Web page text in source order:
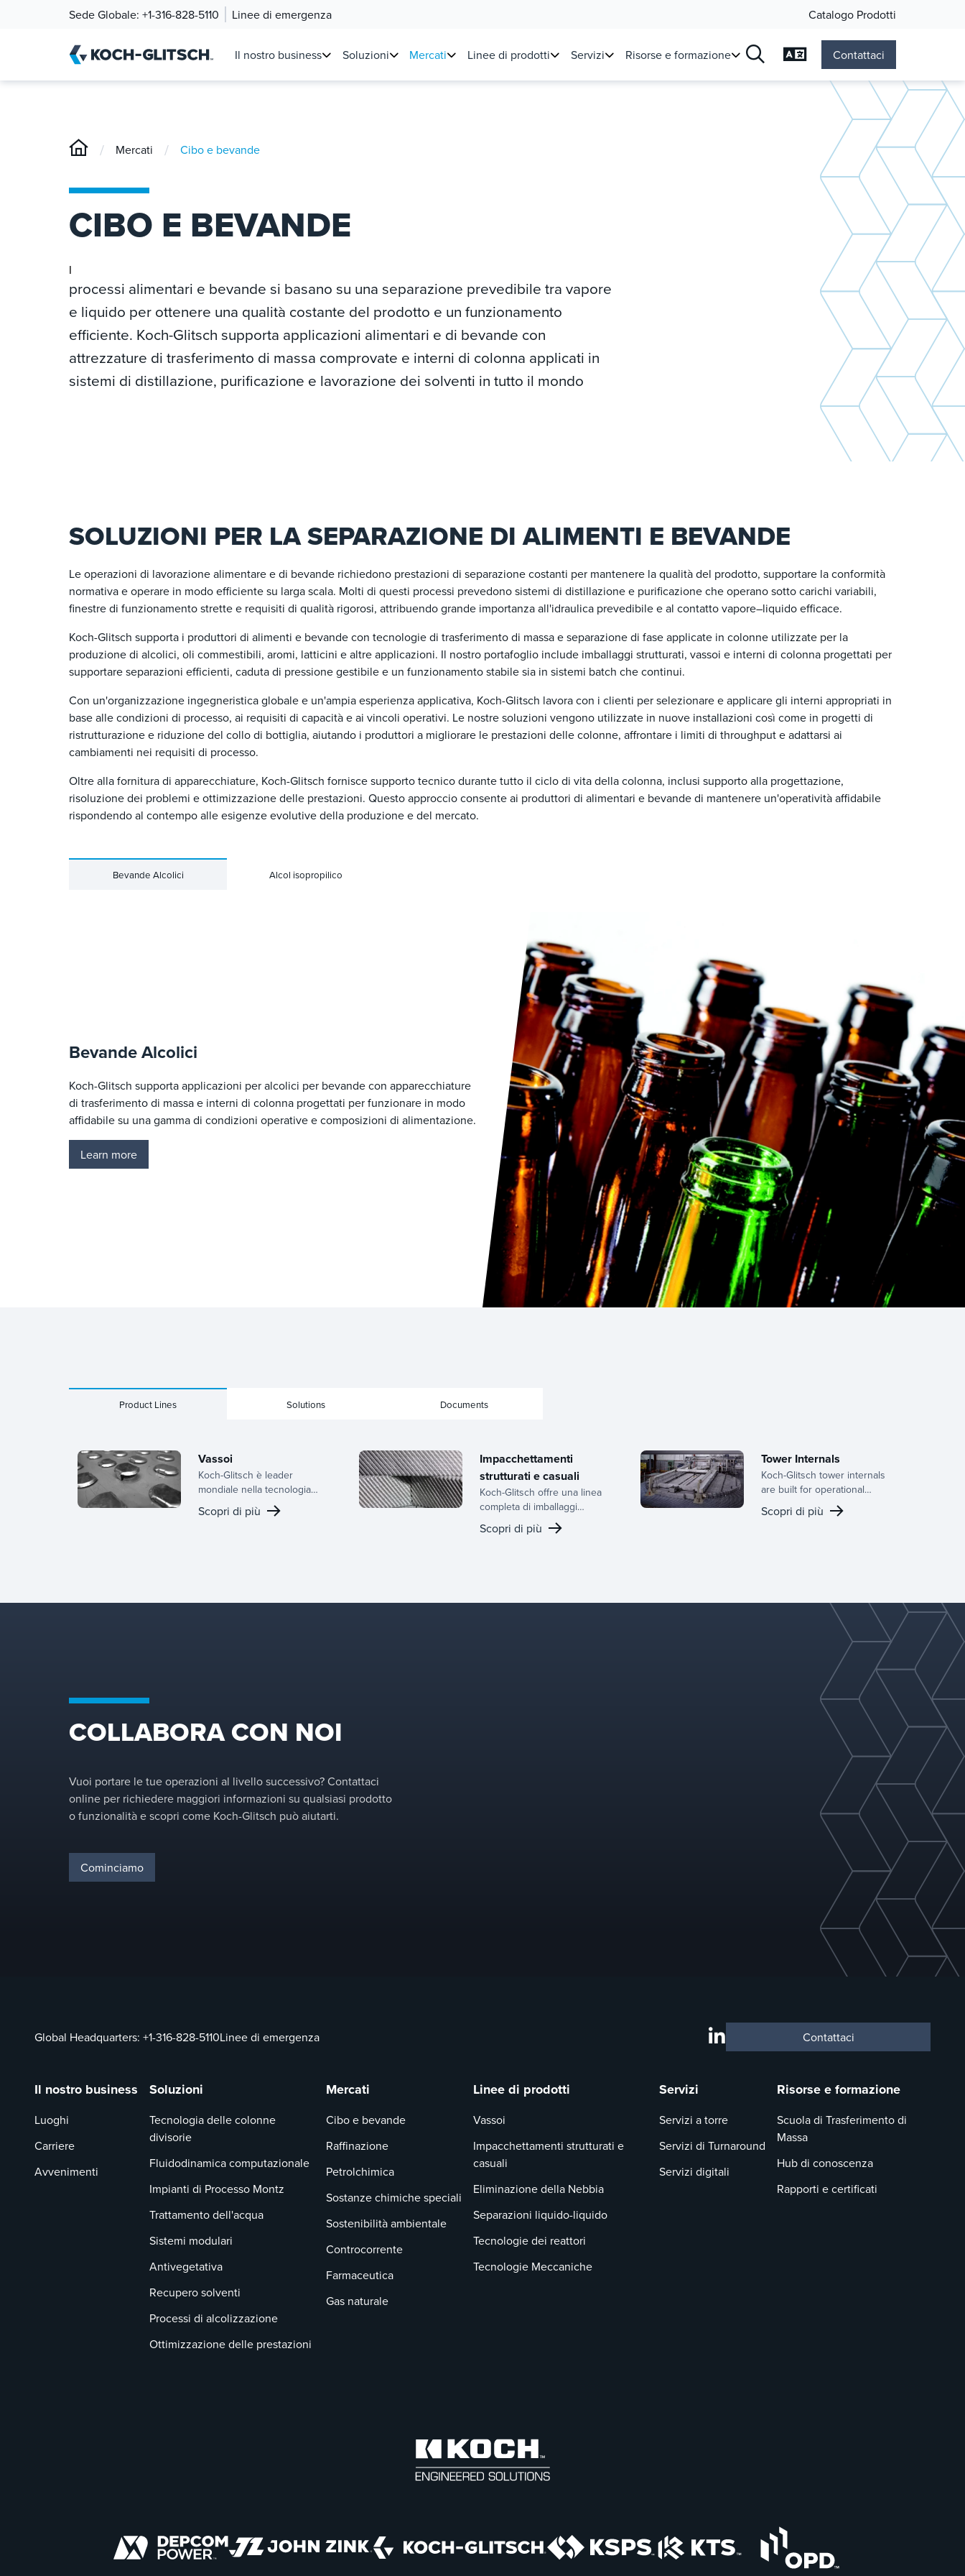
Sede Globale: +1-316-828-5110 Linee di emergenza Catalogo Prodotti
Il nostro business Soluzioni Mercati Linee di prodotti Servizi Risorse e formazione Cambia lingua
Contattaci
/ Mercati / Cibo e bevande
CIBO E BEVANDE
I
processi alimentari e bevande si basano su una separazione prevedibile tra vapore
e liquido per ottenere una qualità costante del prodotto e un funzionamento
efficiente. Koch-Glitsch supporta applicazioni alimentari e di bevande con
attrezzature di trasferimento di massa comprovate e interni di colonna applicati in
sistemi di distillazione, purificazione e lavorazione dei solventi in tutto il mondo
SOLUZIONI PER LA SEPARAZIONE DI ALIMENTI E BEVANDE
Le operazioni di lavorazione alimentare e di bevande richiedono prestazioni di separazione costanti per mantenere la qualità del prodotto, supportare la conformità
normativa e operare in modo efficiente su larga scala. Molti di questi processi prevedono sistemi di distillazione e purificazione che operano sotto carichi variabili,
finestre di funzionamento strette e requisiti di qualità rigorosi, attribuendo grande importanza all'idraulica prevedibile e al contatto vapore–liquido efficace.
Koch-Glitsch supporta i produttori di alimenti e bevande con tecnologie di trasferimento di massa e separazione di fase applicate in colonne utilizzate per la
produzione di alcolici, oli commestibili, aromi, latticini e altre applicazioni. Il nostro portafoglio include imballaggi strutturati, vassoi e interni di colonna progettati per
supportare separazioni efficienti, caduta di pressione gestibile e un funzionamento stabile sia in sistemi batch che continui.
Con un'organizzazione ingegneristica globale e un'ampia esperienza applicativa, Koch-Glitsch lavora con i clienti per selezionare e applicare gli interni appropriati in
base alle condizioni di processo, ai requisiti di capacità e ai vincoli operativi. Le nostre soluzioni vengono utilizzate in nuove installazioni così come in progetti di
ristrutturazione e riduzione del collo di bottiglia, aiutando i produttori a migliorare le prestazioni delle colonne, affrontare i limiti di throughput e adattarsi ai
cambiamenti nei requisiti di processo.
Oltre alla fornitura di apparecchiature, Koch-Glitsch fornisce supporto tecnico durante tutto il ciclo di vita della colonna, inclusi supporto alla progettazione,
risoluzione dei problemi e ottimizzazione delle prestazioni. Questo approccio consente ai produttori di alimentari e bevande di mantenere un'operatività affidabile
rispondendo al contempo alle esigenze evolutive della produzione e del mercato.
Bevande Alcolici Alcol isopropilico
Bevande Alcolici
Koch-Glitsch supporta applicazioni per alcolici per bevande con apparecchiature
di trasferimento di massa e interni di colonna progettati per funzionare in modo
affidabile su una gamma di condizioni operative e composizioni di alimentazione.
Learn more
Product Lines Solutions Documents
Vassoi
Koch-Glitsch è leader
mondiale nella tecnologia
dei vassoi, che offre
un'ampia gamma di design
forniamo il vassoio giusto
Scopri di più
Impacchettamenti
strutturati e casuali
Koch-Glitsch offre una linea
completa di imballaggi
strutturati e casuali,
supportati da decenni di
Scopri di più
Tower Internals
Koch-Glitsch tower internals
are built for operational
efficiency, delivering
consistent performance and
Scopri di più
COLLABORA CON NOI
Vuoi portare le tue operazioni al livello successivo? Contattaci
online per richiedere maggiori informazioni su qualsiasi prodotto
o funzionalità e scopri come Koch-Glitsch può aiutarti.
Cominciamo
Global Headquarters: +1-316-828-5110Linee di emergenza Contattaci
Il nostro business
Luoghi
Carriere
Avvenimenti
Soluzioni
Tecnologia delle colonne
divisorie
Fluidodinamica computazionale
Impianti di Processo Montz
Trattamento dell'acqua
Sistemi modulari
Antivegetativa
Recupero solventi
Processi di alcolizzazione
Ottimizzazione delle prestazioni
Mercati
Cibo e bevande
Raffinazione
Petrolchimica
Sostanze chimiche speciali
Sostenibilità ambientale
Controcorrente
Farmaceutica
Gas naturale
Linee di prodotti
Vassoi
Impacchettamenti strutturati e
casuali
Eliminazione della Nebbia
Separazioni liquido-liquido
Tecnologie dei reattori
Tecnologie Meccaniche
Servizi
Servizi a torre
Servizi di Turnaround
Servizi digitali
Risorse e formazione
Scuola di Trasferimento di
Massa
Hub di conoscenza
Rapporti e certificati